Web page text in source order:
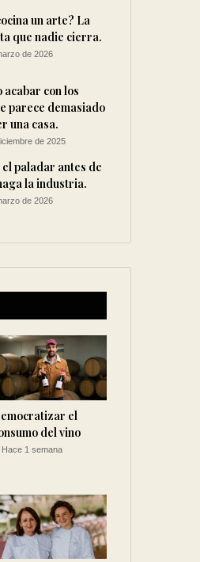
un arte? La
que nadie cierra.
de 2026
acabar con los
parece demasiado
una casa.
de 2025
paladar antes de
la industria.
de 2026
el
del vino
Hace 1 semana